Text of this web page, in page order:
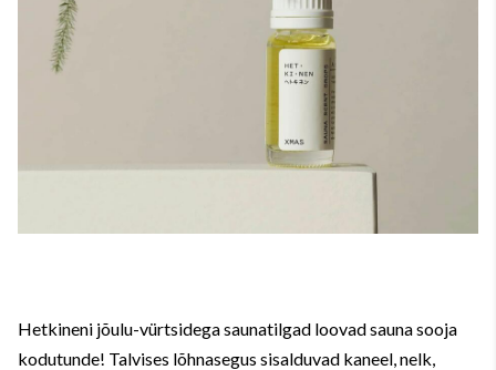
Hetkineni jõulu-vürtsidega saunatilgad loovad sauna sooja
kodutunde! Talvises lõhnasegus sisalduvad kaneel, nelk,